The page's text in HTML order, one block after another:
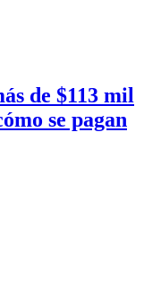
de $113 mil
se pagan